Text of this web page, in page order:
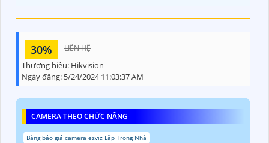
30% LIÊN HỆ
Thương hiệu: Hikvision
Ngày đăng: 5/24/2024 11:03:37 AM
CAMERA THEO CHỨC NĂNG
Bảng báo giá camera ezviz Lắp Trong Nhà